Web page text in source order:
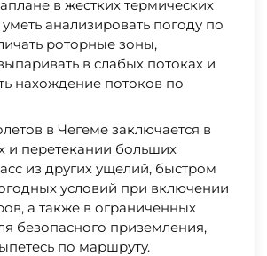
в жестких термических
анализировать погоду по
роторные зоны,
в слабых потоках и
нахождение потоков по
в Чегеме заключается в
и перетекании больших
из других ущелий, быстром
условий при включении
а также в ограниченных
безопасного приземления,
по маршруту.